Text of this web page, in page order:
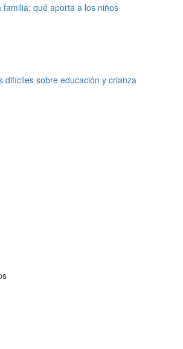
familia: qué aporta a los niños
difíciles sobre educación y crianza